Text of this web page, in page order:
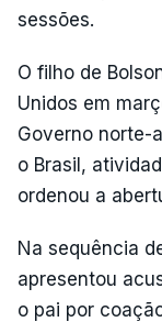
sessões.
O filho de
Unidos em
Governo norte-
o Brasil,
ordenou a
Na sequência
apresentou
o pai por